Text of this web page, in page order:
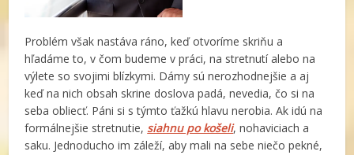
Problém však nastáva ráno, keď otvoríme skriňu a
hľadáme to, v čom budeme v práci, na stretnutí alebo na
výlete so svojimi blízkymi. Dámy sú nerozhodnejšie a aj
keď na nich obsah skrine doslova padá, nevedia, čo si na
seba obliecť. Páni si s týmto ťažkú hlavu nerobia. Ak idú na
formálnejšie stretnutie,siahnu po košeli, nohaviciach a
saku. Jednoducho im záleží, aby mali na sebe niečo pekné,